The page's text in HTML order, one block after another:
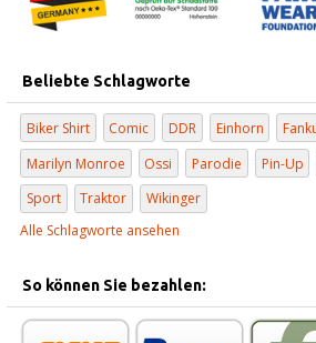
Beliebte Schlagworte
Biker Shirt Comic DDR Einhorn
Marilyn Monroe
Ossi Parodie Pin-Up
Sport
Traktor
Wikinger
Alle Schlagworte ansehen
So können Sie bezahlen: